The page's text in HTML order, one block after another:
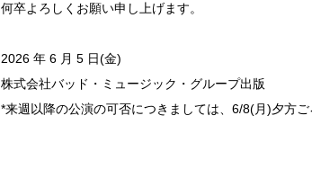
何卒よろしくお願い申し上げます。
2026 年 6 月 5 日(金)
株式会社バッド・ミュージック・グループ出版
*来週以降の公演の可否につきましては、6/8(月)夕方ご